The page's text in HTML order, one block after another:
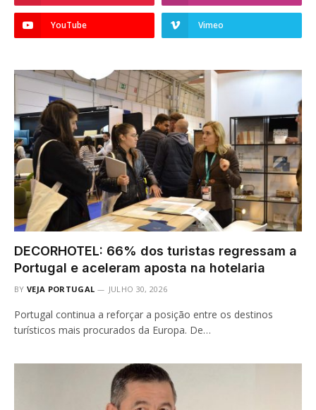
YouTube Vimeo
DECORHOTEL: 66% dos turistas regressam a
Portugal e aceleram aposta na hotelaria
BY VEJA PORTUGAL JULHO 30, 2026
Portugal continua a reforçar a posição entre os destinos
turísticos mais procurados da Europa. De…